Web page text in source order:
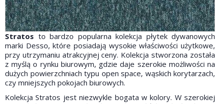
Stratos to bardzo popularna kolekcja płytek dywanowych
marki Desso, które posiadają wysokie właściwości użytkowe,
przy utrzymaniu atrakcyjnej ceny. Kolekcja stworzona została
z myślą o rynku biurowym, gdzie daje szerokie możliwości na
dużych powierzchniach typu open space, wąskich korytarzach,
czy mniejszych pokojach biurowych.
Kolekcja Stratos jest niezwykle bogata w kolory. W szerokiej